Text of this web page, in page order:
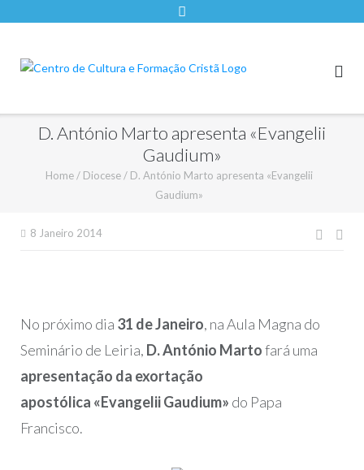
D. António Marto apresenta «Evangelii
Gaudium»
Home / Diocese / D. António Marto apresenta «Evangelii
Gaudium»
8 Janeiro 2014
No próximo dia 31 de Janeiro, na Aula Magna do
Seminário de Leiria, D. António Martofará uma
apresentação da exortação
apostólica «Evangelii Gaudium» do Papa
Francisco.